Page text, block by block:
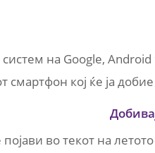
на Google, Android
смартфон кој ќе ја
појави во текот на